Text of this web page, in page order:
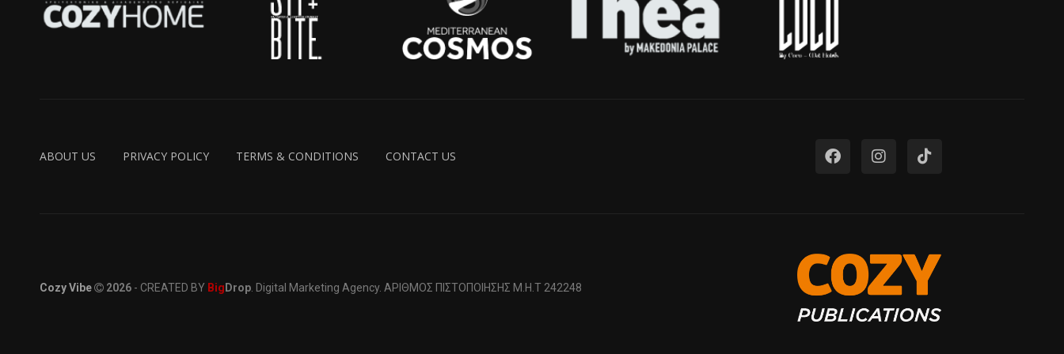
ABOUT US PRIVACY POLICY TERMS & CONDITIONS CONTACT US
Cozy Vibe 2026 - CREATED BY Big Drop . Digital Marketing Agency. ΑΡΙΘΜΟΣ ΠΙΣΤΟΠΟΙΗΣΗΣ Μ.Η.Τ 242248